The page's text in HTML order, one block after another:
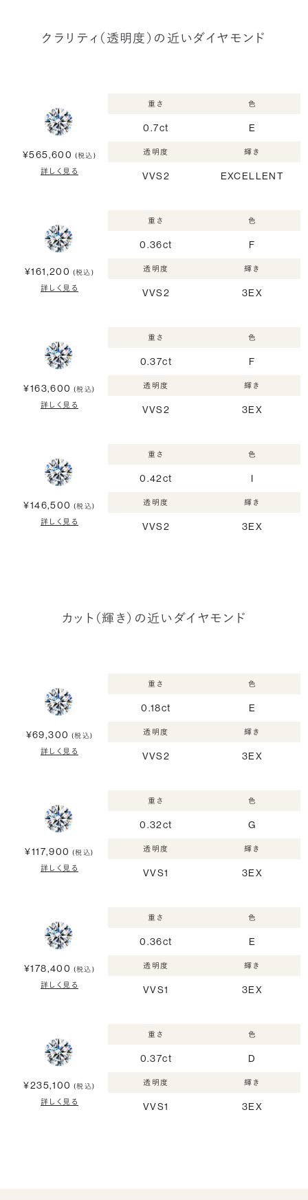
クラリティ（透明度）の近いダイヤモンド
¥565,600 (税込)
詳しく見る
重さ
0.7ct
色
E
透明度
VVS2
輝き
EXCELLENT
¥161,200 (税込)
詳しく見る
重さ
0.36ct
色
F
透明度
VVS2
輝き
3EX
¥163,600 (税込)
詳しく見る
重さ
0.37ct
色
F
透明度
VVS2
輝き
3EX
¥146,500 (税込)
詳しく見る
重さ
0.42ct
色
I
透明度
VVS2
輝き
3EX
カット（輝き）の近いダイヤモンド
¥69,300 (税込)
詳しく見る
重さ
0.18ct
色
E
透明度
VVS2
輝き
3EX
¥117,900 (税込)
詳しく見る
重さ
0.32ct
色
G
透明度
VVS1
輝き
3EX
¥178,400 (税込)
詳しく見る
重さ
0.36ct
色
E
透明度
VVS1
輝き
3EX
¥235,100 (税込)
詳しく見る
重さ
0.37ct
色
D
透明度
VVS1
輝き
3EX